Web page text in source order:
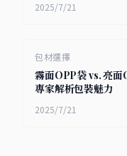
2025/7/21
包材選擇
霧面OPP袋 vs. 亮面
專家解析包裝魅力
2025/7/21